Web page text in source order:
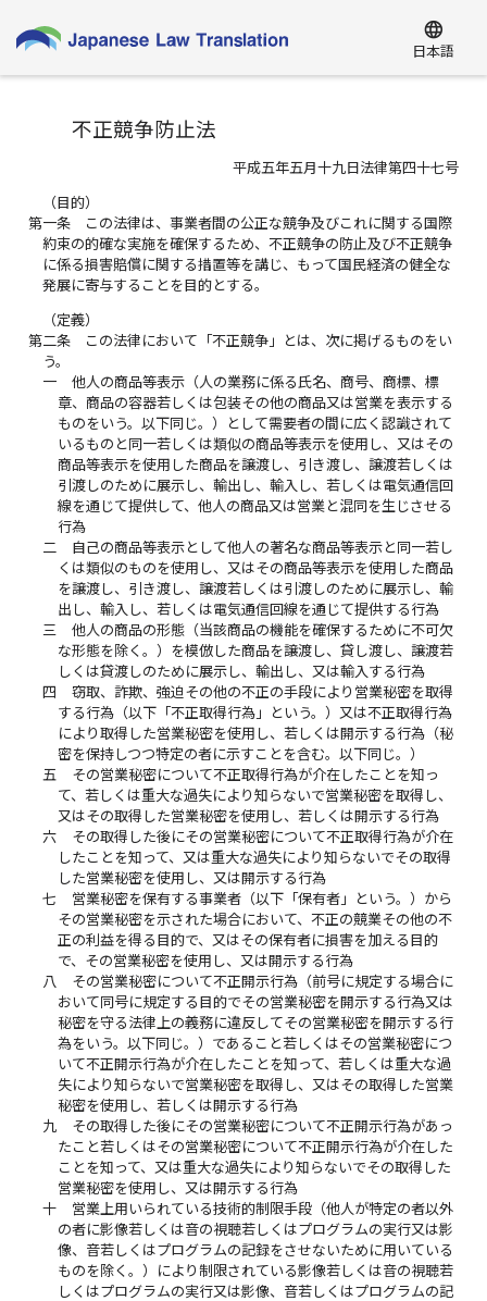
language
日本語
不正競争防止法
平成五年五月十九日法律第四十七号
（目的）
第一条
この法律は、事業者間の公正な競争及びこれに関する国際
約束の的確な実施を確保するため、不正競争の防止及び不正競争
に係る損害賠償に関する措置等を講じ、もって国民経済の健全な
発展に寄与することを目的とする。
（定義）
第二条
この法律において「不正競争」とは、次に掲げるものをい
う。
一
他人の商品等表示（人の業務に係る氏名、商号、商標、標
章、商品の容器若しくは包装その他の商品又は営業を表示する
ものをいう。以下同じ。）として需要者の間に広く認識されて
いるものと同一若しくは類似の商品等表示を使用し、又はその
商品等表示を使用した商品を譲渡し、引き渡し、譲渡若しくは
引渡しのために展示し、輸出し、輸入し、若しくは電気通信回
線を通じて提供して、他人の商品又は営業と混同を生じさせる
行為
二
自己の商品等表示として他人の著名な商品等表示と同一若し
くは類似のものを使用し、又はその商品等表示を使用した商品
を譲渡し、引き渡し、譲渡若しくは引渡しのために展示し、輸
出し、輸入し、若しくは電気通信回線を通じて提供する行為
三
他人の商品の形態（当該商品の機能を確保するために不可欠
な形態を除く。）を模倣した商品を譲渡し、貸し渡し、譲渡若
しくは貸渡しのために展示し、輸出し、又は輸入する行為
四
窃取、詐欺、強迫その他の不正の手段により営業秘密を取得
する行為（以下「不正取得行為」という。）又は不正取得行為
により取得した営業秘密を使用し、若しくは開示する行為（秘
密を保持しつつ特定の者に示すことを含む。以下同じ。）
五
その営業秘密について不正取得行為が介在したことを知っ
て、若しくは重大な過失により知らないで営業秘密を取得し、
又はその取得した営業秘密を使用し、若しくは開示する行為
六
その取得した後にその営業秘密について不正取得行為が介在
したことを知って、又は重大な過失により知らないでその取得
した営業秘密を使用し、又は開示する行為
七
営業秘密を保有する事業者（以下「保有者」という。）から
その営業秘密を示された場合において、不正の競業その他の不
正の利益を得る目的で、又はその保有者に損害を加える目的
で、その営業秘密を使用し、又は開示する行為
八
その営業秘密について不正開示行為（前号に規定する場合に
おいて同号に規定する目的でその営業秘密を開示する行為又は
秘密を守る法律上の義務に違反してその営業秘密を開示する行
為をいう。以下同じ。）であること若しくはその営業秘密につ
いて不正開示行為が介在したことを知って、若しくは重大な過
失により知らないで営業秘密を取得し、又はその取得した営業
秘密を使用し、若しくは開示する行為
九
その取得した後にその営業秘密について不正開示行為があっ
たこと若しくはその営業秘密について不正開示行為が介在した
ことを知って、又は重大な過失により知らないでその取得した
営業秘密を使用し、又は開示する行為
十
営業上用いられている技術的制限手段（他人が特定の者以外
の者に影像若しくは音の視聴若しくはプログラムの実行又は影
像、音若しくはプログラムの記録をさせないために用いている
ものを除く。）により制限されている影像若しくは音の視聴若
しくはプログラムの実行又は影像、音若しくはプログラムの記